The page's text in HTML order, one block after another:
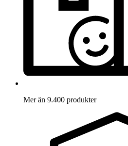
Mer än 9.400 produkter